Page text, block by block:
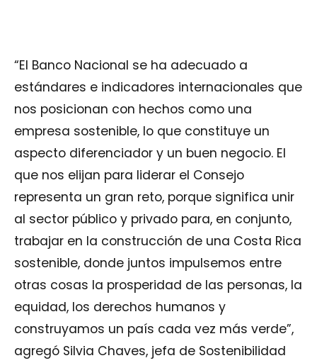
“El Banco Nacional se ha adecuado a
estándares e indicadores internacionales que
nos posicionan con hechos como una
empresa sostenible, lo que constituye un
aspecto diferenciador y un buen negocio. El
que nos elijan para liderar el Consejo
representa un gran reto, porque significa unir
al sector público y privado para, en conjunto,
trabajar en la construcción de una Costa Rica
sostenible, donde juntos impulsemos entre
otras cosas la prosperidad de las personas, la
equidad, los derechos humanos y
construyamos un país cada vez más verde”,
agregó Silvia Chaves, jefa de Sostenibilidad